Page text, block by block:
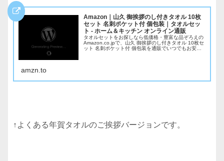
Amazon｜山久 御挨拶のし付きタオル 10枚
セット 名刺ポケット付 個包装｜タオルセッ
ト - ホーム＆キッチン オンライン通販
タオルセットをお探しなら低価格・豊富な品ぞろえの
Amazon.co.jpで、山久 御挨拶のし付きタオル 10枚セ
ット 名刺ポケット付 個包装を通販でいつでもお安
amzn.to
↑よくある年賀タオルのご挨拶バージョンです。